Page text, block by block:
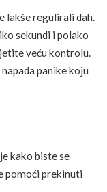
lakše regulirali dah.
sekundi i polako
veću kontrolu.
panike koju
kako biste se
pomoći prekinuti